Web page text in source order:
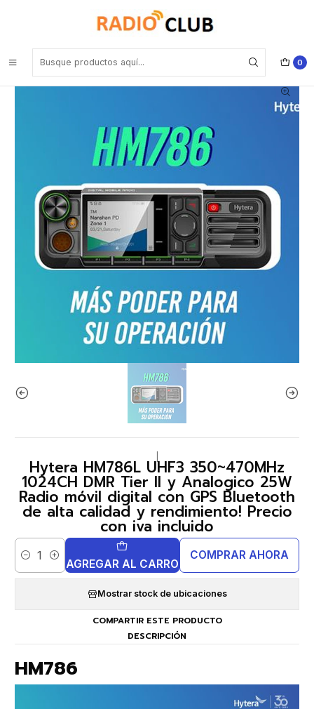
0
Hytera HM786L UHF3 350~470MHz 1024CH DMR Tier II y Analogico
25W Radio móvil digital con GPS Bluetooth de alta calidad y
Hytera HM786L UHF3 350~470MHz
1024CH DMR Tier II y Analogico 25W
Radio móvil digital con GPS Bluetooth
de alta calidad y rendimiento! Precio
con iva incluido
Cantidad AGREGAR AL CARRO
COMPRAR AHORA
Mostrar stock de ubicaciones
COMPARTIR ESTE PRODUCTO
DESCRIPCIÓN
HM786